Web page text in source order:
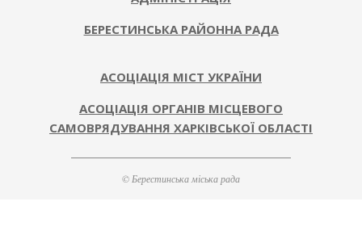
БЕРЕСТИНСЬКА РАЙОННА РАДА
АСОЦІАЦІЯ МІСТ УКРАЇНИ
АСОЦІАЦІЯ ОРГАНІВ МІСЦЕВОГО
САМОВРЯДУВАННЯ ХАРКІВСЬКОЇ ОБЛАСТІ
© Берестинська міська рада